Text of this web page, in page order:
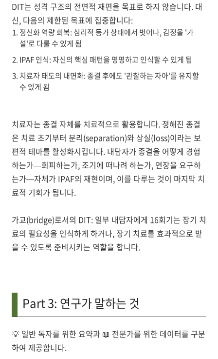
DIT는 성격 구조의 전면적 재편을 목표로 하지 않습니다. 대
신, 다음의 제한된 목표에 집중합니다:
정신화 역량 회복: 심리적 등가 상태에서 벗어나, 감정을 '가
설'로 다룰 수 있게 됨
IPAF 인식: 자신의 핵심 패턴을 명명하고 인식할 수 있게 됨
치료자 태도의 내면화: 종결 후에도 '관찰하는 자아'를 유지할
수 있게 됨
치료자는 종결 자체를 치료적으로 활용합니다. 정해진 종결
은 치료 초기부터 분리(separation)와 상실(loss)이라는 보
편적 테마를 활성화시킵니다. 내담자가 종결을 어떻게 경험
하는가—회피하는가, 조기에 떠나려 하는가, 연장을 요구하
는가—자체가 IPAF의 재현이며, 이를 다루는 것이 마지막 치
료적 기회가 됩니다.
가교(bridge)로서의 DIT: 일부 내담자에게 16회기는 장기 치
료의 필요성을 인식하게 하거나, 장기 치료를 효과적으로 받
을 수 있도록 준비시키는 역할을 합니다.
Part 3: 연구가 말하는 것
💡 일반 독자를 위한 요약과 📖 전문가를 위한 데이터를 구분
하여 제공합니다.